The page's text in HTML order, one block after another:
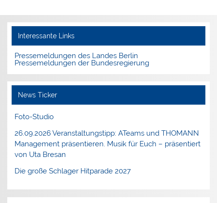
Interessante Links
Pressemeldungen des Landes Berlin
Pressemeldungen der Bundesregierung
News Ticker
Foto-Studio
26.09.2026 Veranstaltungstipp: ATeams und THOMANN
Management präsentieren. Musik für Euch – präsentiert
von Uta Bresan
Die große Schlager Hitparade 2027